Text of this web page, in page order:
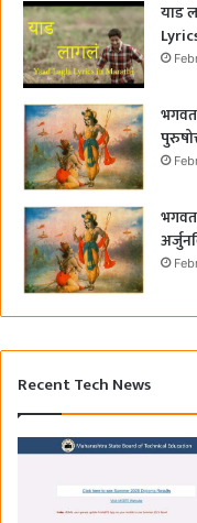
याड
भगवत
भगवत
Recent Tech News